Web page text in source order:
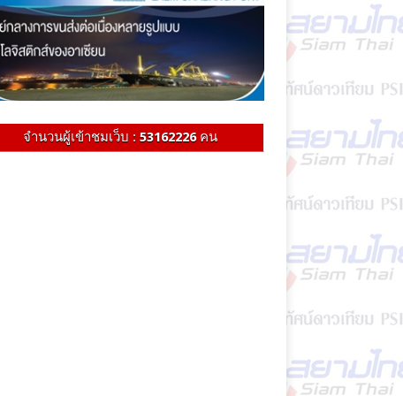
จำนวนผู้เข้าชมเว็บ : 53162226คน